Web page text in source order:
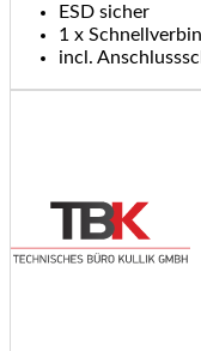
ESD sicher
1 x
incl.